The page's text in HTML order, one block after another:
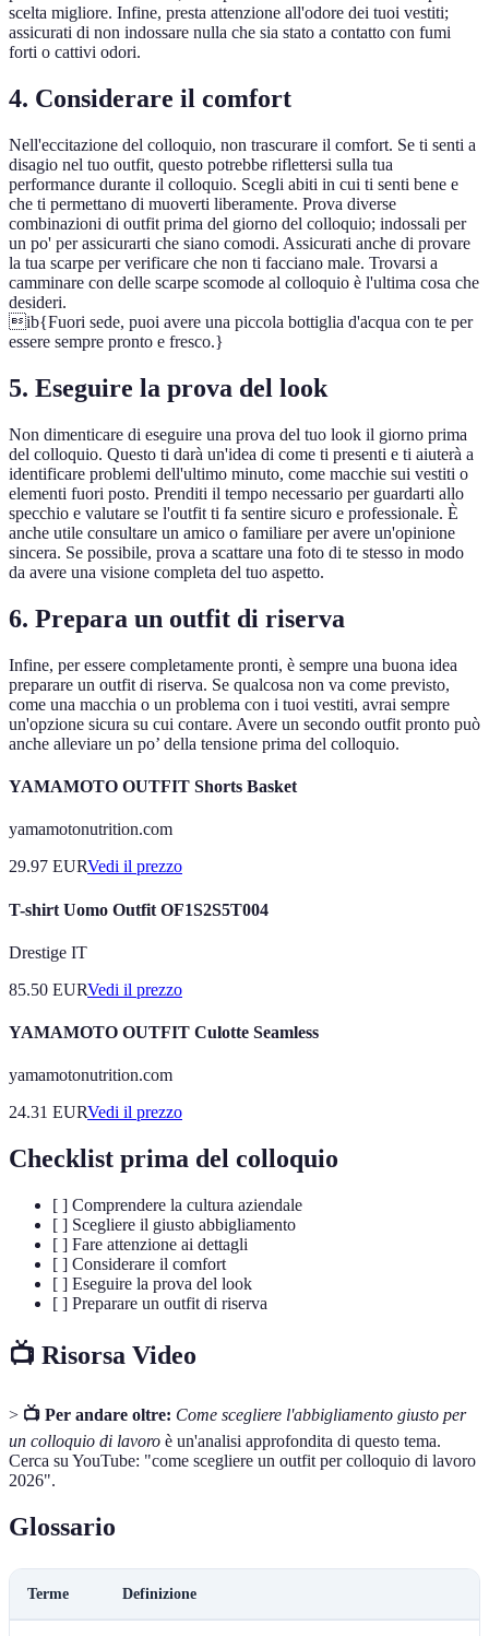
scelta migliore. Infine, presta attenzione all'odore dei tuoi vestiti;
assicurati di non indossare nulla che sia stato a contatto con fumi
forti o cattivi odori.
4. Considerare il comfort
Nell'eccitazione del colloquio, non trascurare il comfort. Se ti senti a
disagio nel tuo outfit, questo potrebbe riflettersi sulla tua
performance durante il colloquio. Scegli abiti in cui ti senti bene e
che ti permettano di muoverti liberamente. Prova diverse
combinazioni di outfit prima del giorno del colloquio; indossali per
un po' per assicurarti che siano comodi. Assicurati anche di provare
la tua scarpe per verificare che non ti facciano male. Trovarsi a
camminare con delle scarpe scomode al colloquio è l'ultima cosa che
desideri.
ib{Fuori sede, puoi avere una piccola bottiglia d'acqua con te per
essere sempre pronto e fresco.}
5. Eseguire la prova del look
Non dimenticare di eseguire una prova del tuo look il giorno prima
del colloquio. Questo ti darà un'idea di come ti presenti e ti aiuterà a
identificare problemi dell'ultimo minuto, come macchie sui vestiti o
elementi fuori posto. Prenditi il tempo necessario per guardarti allo
specchio e valutare se l'outfit ti fa sentire sicuro e professionale. È
anche utile consultare un amico o familiare per avere un'opinione
sincera. Se possibile, prova a scattare una foto di te stesso in modo
da avere una visione completa del tuo aspetto.
6. Prepara un outfit di riserva
Infine, per essere completamente pronti, è sempre una buona idea
preparare un outfit di riserva. Se qualcosa non va come previsto,
come una macchia o un problema con i tuoi vestiti, avrai sempre
un'opzione sicura su cui contare. Avere un secondo outfit pronto può
anche alleviare un po’ della tensione prima del colloquio.
YAMAMOTO OUTFIT Shorts Basket
yamamotonutrition.com
29.97 EURVedi il prezzo
T-shirt Uomo Outfit OF1S2S5T004
Drestige IT
85.50 EURVedi il prezzo
YAMAMOTO OUTFIT Culotte Seamless
yamamotonutrition.com
24.31 EURVedi il prezzo
Checklist prima del colloquio
[ ] Comprendere la cultura aziendale
[ ] Scegliere il giusto abbigliamento
[ ] Fare attenzione ai dettagli
[ ] Considerare il comfort
[ ] Eseguire la prova del look
[ ] Preparare un outfit di riserva
📺 Risorsa Video
> 📺 Per andare oltre: Come scegliere l'abbigliamento giusto per
un colloquio di lavoro è un'analisi approfondita di questo tema.
Cerca su YouTube: "come scegliere un outfit per colloquio di lavoro
2026".
Glossario
Terme Definizione